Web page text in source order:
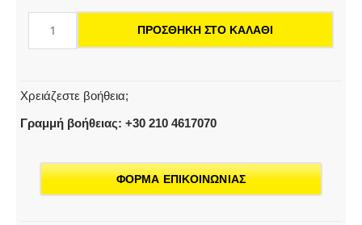
ποσότητα
ΠΡΟΣΘΉΚΗ ΣΤΟ ΚΑΛΆΘΙ
Χρειάζεστε βοήθεια;
Γραμμή βοήθειας: +30 210 4617070
ΦΟΡΜΑ ΕΠΙΚΟΙΝΩΝΙΑΣ